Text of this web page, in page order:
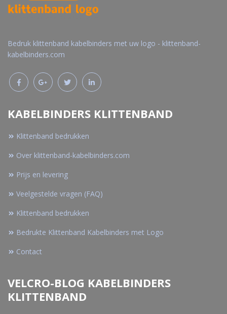
Bedruk klittenband kabelbinders met uw logo - klittenband-
kabelbinders.com
KABELBINDERS KLITTENBAND
Klittenband bedrukken
Over klittenband-kabelbinders.com
Prijs en levering
Veelgestelde vragen (FAQ)
Klittenband bedrukken
Bedrukte Klittenband Kabelbinders met Logo
Contact
VELCRO-BLOG KABELBINDERS
KLITTENBAND